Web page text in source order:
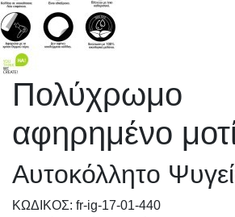
Πολύχρωμο
αφηρημένο
Αυτοκόλλητο
KΩΔΙΚΟΣ: fr-ig-17-01-440